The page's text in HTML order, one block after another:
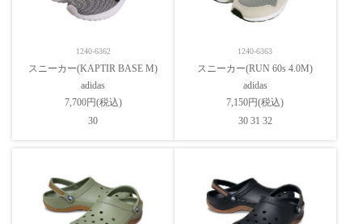
1240-6362
スニーカー(KAPTIR BASE M)
adidas
7,700円(税込)
30
1240-6363
スニーカー(RUN 60s 4.0M)
adidas
7,150円(税込)
30 31 32